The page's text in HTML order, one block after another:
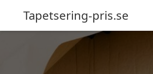
Tapetsering-pris.se